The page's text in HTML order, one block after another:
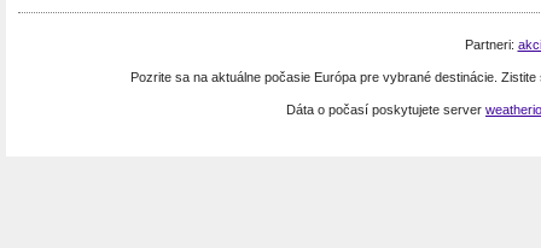
Partneri:
Pozrite sa na aktuálne počasie Európa pre vybrané destinácie.
Dáta o počasí poskytujete server